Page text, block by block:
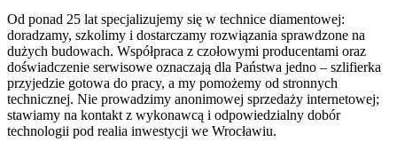
Od ponad 25 lat specjalizujemy się w technice diamentowej:
doradzamy, szkolimy i dostarczamy rozwiązania sprawdzone na
dużych budowach. Współpraca z czołowymi producentami oraz
doświadczenie serwisowe oznaczają dla Państwa jedno – szlifierka
przyjedzie gotowa do pracy, a my pomożemy od stronnych
technicznej. Nie prowadzimy anonimowej sprzedaży internetowej;
stawiamy na kontakt z wykonawcą i odpowiedzialny dobór
technologii pod realia inwestycji we Wrocławiu.